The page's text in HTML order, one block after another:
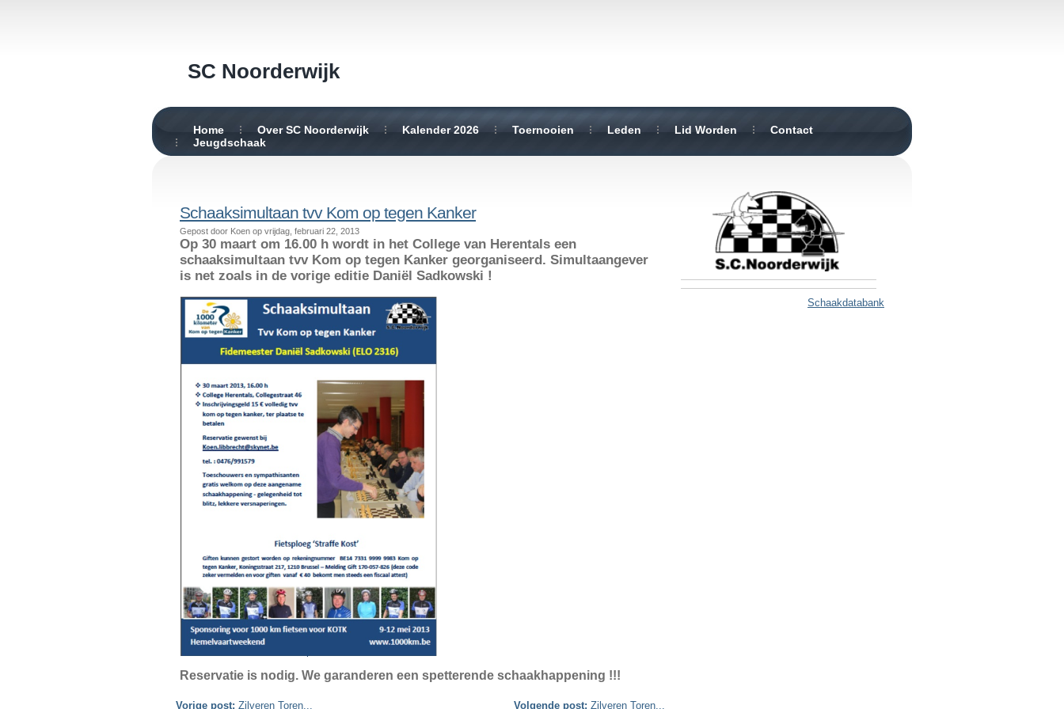
SC Noorderwijk
Home Over SC Noorderwijk Kalender 2026 Toernooien Leden Lid Worden
Contact
Jeugdschaak
Schaaksimultaan tvv Kom op tegen Kanker
Gepost door Koen op vrijdag, februari 22, 2013
Op 30 maart om 16.00 h wordt in het College van Herentals een
schaaksimultaan tvv Kom op tegen Kanker georganiseerd. Simultaangever
is net zoals in de vorige editie Daniël Sadkowski !
Reservatie is nodig. We garanderen een spetterende schaakhappening !!!
Volgende post: Zilveren Toren...
Vorige post: Zilveren Toren...
Schaakdatabank